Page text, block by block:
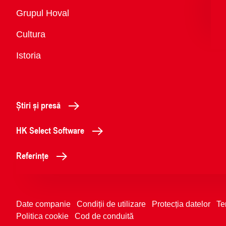
Vedere
Grupul Hoval
Cultura
Istoria
Știri și presă
HK Select Software
Referințe
Date companie Condiții de utilizare Protecția datelor
Politica cookie
Cod de conduită